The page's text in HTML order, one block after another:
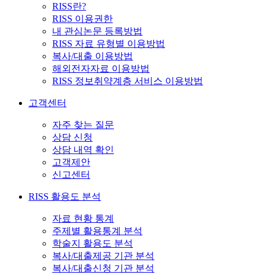
RISS란?
RISS 이용권한
내 관심논문 등록방법
RISS 자료 유형별 이용방법
복사/대출 이용방법
해외전자자료 이용방법
RISS 정보취약계층 서비스 이용방법
고객센터
자주 찾는 질문
상담 신청
상담 내역 확인
고객제안
신고센터
RISS 활용도 분석
자료 현황 통계
주제별 활용통계 분석
학술지 활용도 분석
복사/대출제공 기관 분석
복사/대출신청 기관 분석